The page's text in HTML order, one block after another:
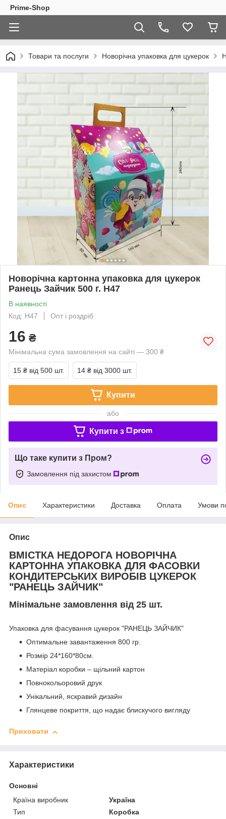
Prime-Shop
Товари та послуги Новорічна упаковка для цукерок
Новорічна картонна упаковка для цукерок
Ранець Зайчик 500 г. Н47
В наявності
Код: Н47
Опт і роздріб
16 ₴
Мінімальна сума замовлення на сайті — 300 ₴
15 ₴ від 500 шт. 14 ₴ від 3000 шт.
Купити
або
Купити з
Що таке купити з Пром?
Замовлення під захистом
Опис Характеристики Доставка Оплата Умови
Опис
ВМІСТКА НЕДОРОГА НОВОРІЧНА
КАРТОННА УПАКОВКА ДЛЯ ФАСОВКИ
КОНДИТЕРСЬКИХ ВИРОБІВ ЦУКЕРОК
"РАНЕЦЬ ЗАЙЧИК"
Мінімальне замовлення від 25 шт.
Упаковка для фасування цукерок "РАНЕЦЬ ЗАЙЧИК"
Оптимальне завантаження 800 гр.
Розмір 24*160*80см.
Матеріал коробки – щільний картон
Повнокольоровий друк
Унікальний, яскравий дизайн
Глянцеве покриття, що надає блискучого вигляду
Приховати
Характеристики
Основні
Країна виробник
Україна
Тип
Коробка